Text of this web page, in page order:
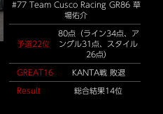
#77 Team Cusco Racing GR86 草
場佑介
予選22位
80点（ライン34点、ア
ングル31点、スタイル
26点）
GREAT16 KANTA戦 敗退
Result 総合結果14位